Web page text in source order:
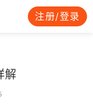
注册/登录
解